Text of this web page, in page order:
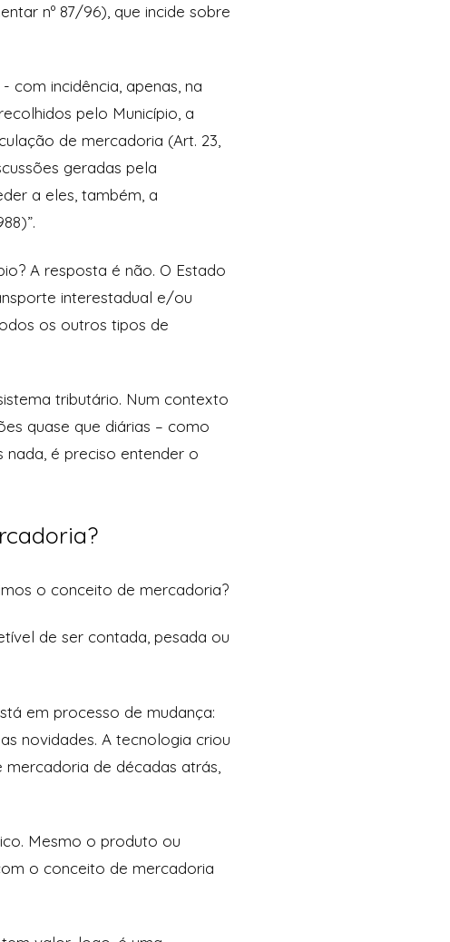
nº 87/96), que incide sobre
com incidência, apenas, na
pelo Município, a
de mercadoria (Art. 23,
geradas pela
a eles, também, a
A resposta é não. O Estado
interestadual e/ou
os outros tipos de
tributário. Num contexto
quase que diárias – como
é preciso entender o
o conceito de mercadoria?
de ser contada, pesada ou
em processo de mudança:
novidades. A tecnologia criou
de décadas atrás,
Mesmo o produto ou
o conceito de mercadoria